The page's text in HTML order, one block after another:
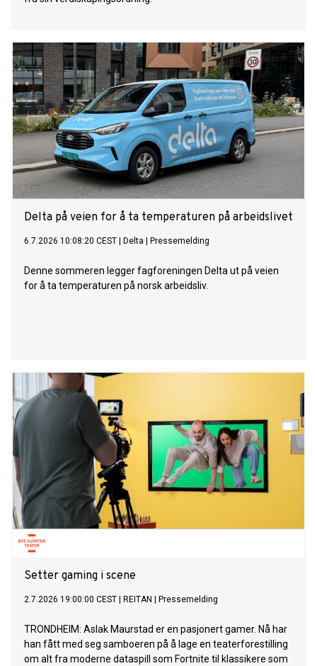
Delta på veien for å ta temperaturen på arbeidslivet
6.7.2026 10:08:20 CEST Delta Pressemelding
Denne sommeren legger fagforeningen Delta ut på veien
for å ta temperaturen på norsk arbeidsliv.
Setter gaming i scene
2.7.2026 19:00:00 CEST REITAN Pressemelding
TRONDHEIM: Aslak Maurstad er en pasjonert gamer. Nå har
han fått med seg samboeren på å lage en teaterforestilling
om alt fra moderne dataspill som Fortnite til klassikere som